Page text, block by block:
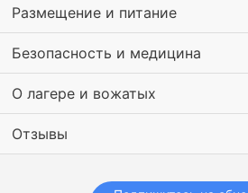
Размещение и питание
Безопасность и медицина
О лагере и вожатых
Отзывы